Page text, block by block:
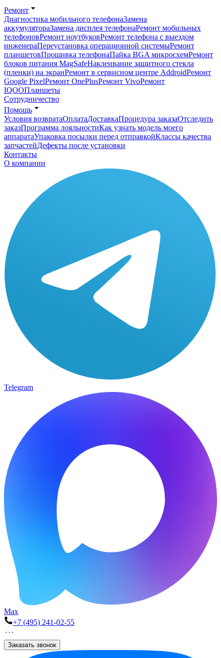
Ремонт
Диагностика мобильного телефонаЗамена
аккумулятораЗамена дисплея телефонаРемонт мобильных
телефоновРемонт ноутбуковРемонт телефона с выездом
инженераПереустановка операционной системыРемонт
планшетовПрошивка телефонаПайка BGA микросхемРемонт
блоков питания MagSafeНаклеивание защитного стекла
(пленки) на экранРемонт в сервисном центре AddroidРемонт
Google PixelРемонт OnePlusРемонт VivoРемонт
IQOOПланшеты
Сотрудничество
Помощь
Условия возвратаОплатаДоставкаПроцедура заказаОтследить
заказПрограмма лояльностиКак узнать модель моего
аппаратаУпаковка посылки перед отправкойКлассы качества
запчастейДефекты после установки
Контакты
О компании
Telegram
Max
+7 (495) 241-02-55
Заказать звонок